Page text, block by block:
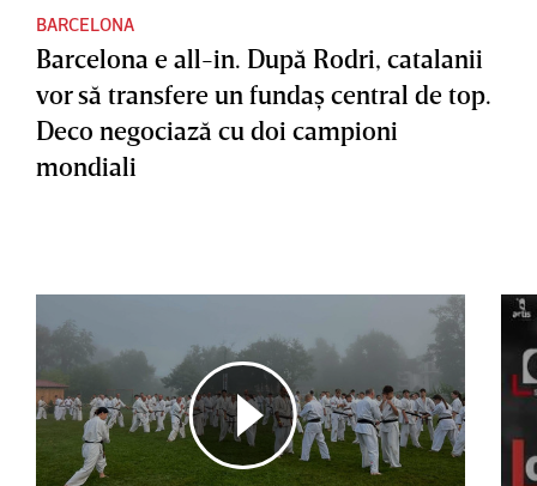
BARCELONA
Barcelona e all-in. După Rodri, catalanii
vor să transfere un fundaş central de top.
Deco negociază cu doi campioni
mondiali